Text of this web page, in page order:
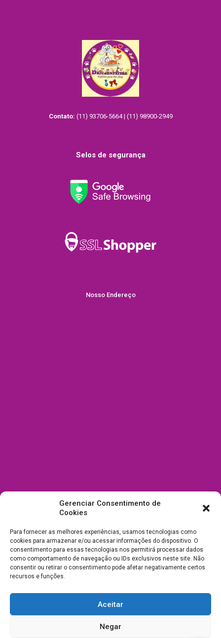
Gerenciar Consentimento de
Cookies
Para fornecer as melhores experiências, usamos tecnologias como
cookies para armazenar e/ou acessar informações do dispositivo. O
consentimento para essas tecnologias nos permitirá processar dados
como comportamento de navegação ou IDs exclusivos neste site. Não
consentir ou retirar o consentimento pode afetar negativamente certos
recursos e funções.
Aceitar
Negar
Contato: (11) 93706-5664 | (11) 98900-2949
Selos de segurança
Nosso Endereço
03.238.240/0001-39 -Desenvolvimento e Suporte